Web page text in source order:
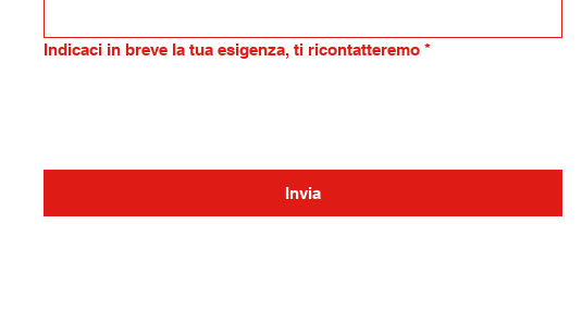
Indicaci in breve la tua esigenza, ti ricontatteremo *
Invia